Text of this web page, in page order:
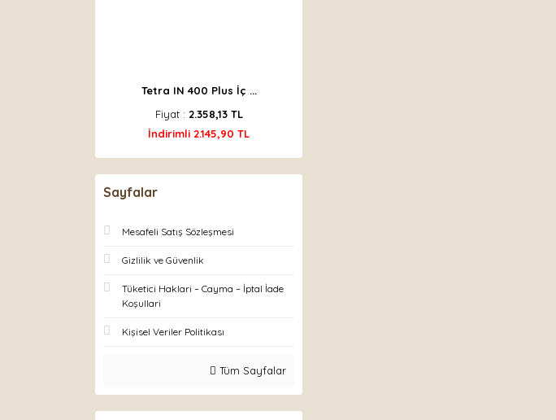
Tetra IN 400 Plus İç ...
Fiyat : 2.358,13 TL
İndirimli 2.145,90 TL
Sayfalar
Mesafeli Satış Sözleşmesi
Gizlilik ve Güvenlik
Tüketici Haklari – Cayma – İptal İade
Koşullari
Kişisel Veriler Politikası
Tüm Sayfalar